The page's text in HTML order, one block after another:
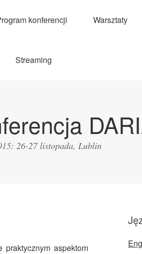
konferencji Warsztaty
Streaming
26-27 listopada, Lublin
praktycznym aspektom